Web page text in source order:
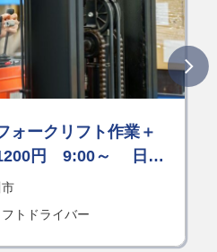
ォークリフト作業＋
円 9:00～ 日払
トドライバー